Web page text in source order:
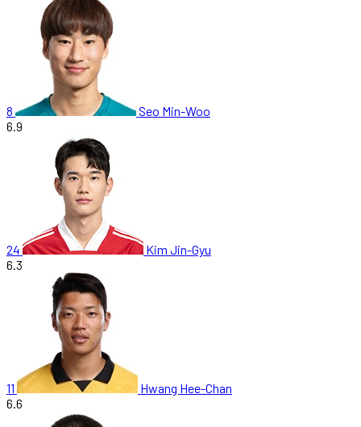
8
Seo Min-Woo
6.9
24
Kim Jin-Gyu
6.3
11
Hwang Hee-Chan
6.6